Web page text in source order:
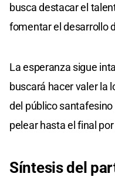
busca destacar el
fomentar el desarrollo
La esperanza sigue
buscará hacer valer la
del público
pelear hasta el final
Síntesis del